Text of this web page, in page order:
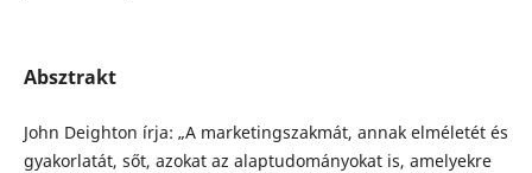
Absztrakt
John Deighton írja: „A marketingszakmát, annak elméletét és
gyakorlatát, sőt, azokat az alaptudomá­nyokat is, amelyekre